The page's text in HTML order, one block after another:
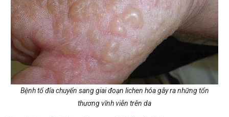
Bệnh tổ đỉa chuyển sang giai đoạn lichen hóa gây ra những tổn
thương vĩnh viễn trên da